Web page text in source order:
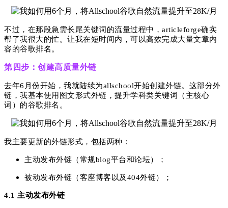
不过，在那段急需长尾关键词的流量过程中，articleforge确实
帮了我很大的忙。让我在短时间内，可以高效完成大量文章内
容的谷歌排名。
第四步：创建高质量外链
去年6月份开始，我就陆续为allschool开始创建外链。这部分外
链，我基本使用图文形式外链，提升学科类关键词（主核心
词） 的谷歌排名。
我主要更新的外链形式，包括两种：
主动发布外链（常规blog平台和论坛）；
被动发布外链（客座博客以及404外链）；
4.1 主动发布外链